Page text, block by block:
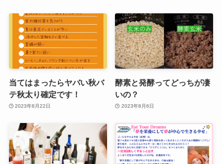
当てはまったらヤバい秋バ
テ秋太り確定です！
2023年8月22日
酵素と発酵ってどっちが凄
いの？
2023年8月6日